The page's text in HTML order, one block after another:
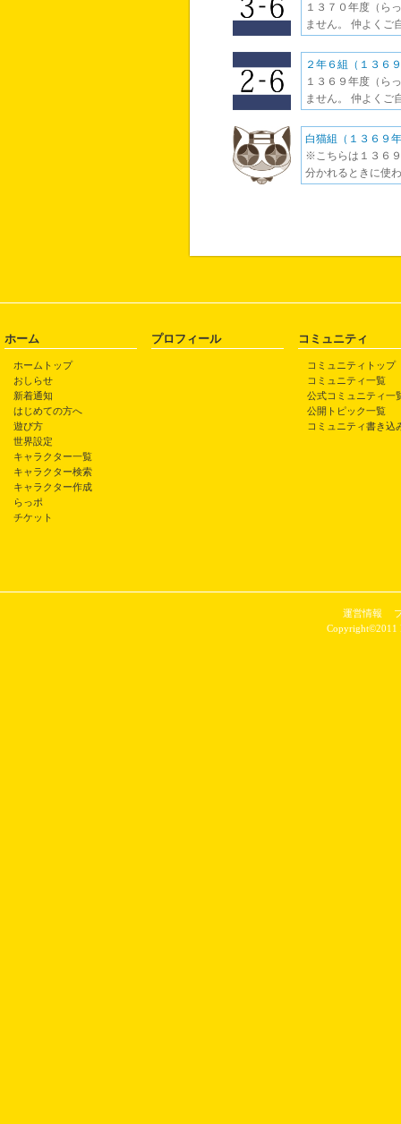
１３７０年度（ら
ません。 仲よくご
２年６組（１３６
１３６９年度（ら
ません。 仲よくご
白猫組（１３６９
※こちらは１３６
分かれるときに使
ホーム
ホームトップ
おしらせ
新着通知
はじめての方へ
遊び方
世界設定
キャラクター一覧
キャラクター検索
キャラクター作成
らっポ
チケット
プロフィール コミュニティ
コミュニティトップ
コミュニティ一覧
公式コミュニティ一
公開トピック一覧
コミュニティ書き込
運営情報
Copyright©2011